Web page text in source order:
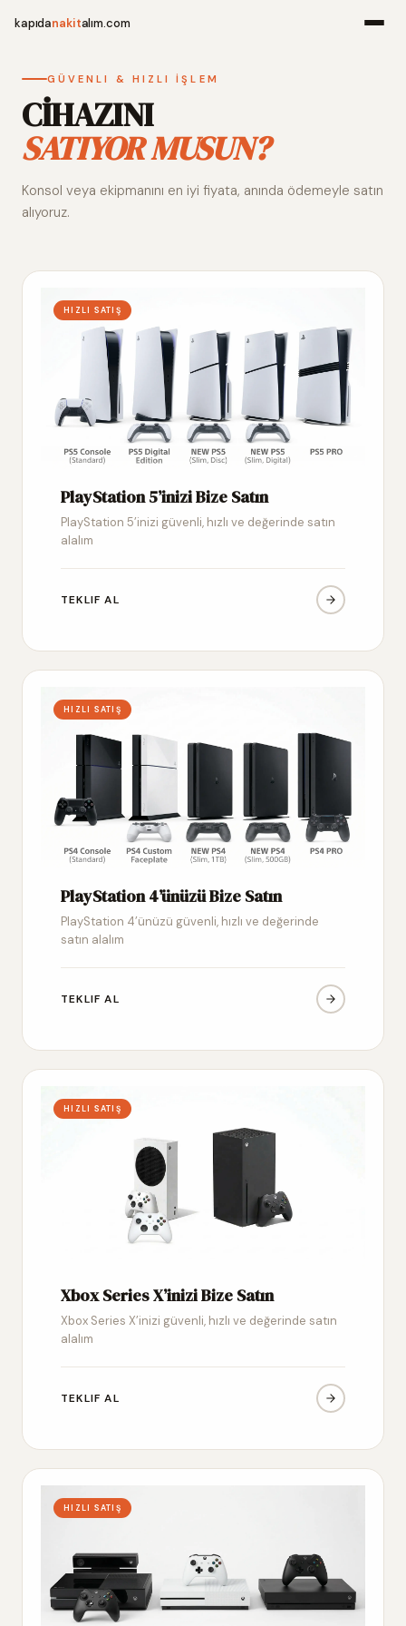
kapıdanakitalım.com
Alım
GÜVENLI & HIZLI İŞLEM
CİHAZINI
SATIYOR MUSUN?
Konsol veya ekipmanını en iyi fiyata, anında ödemeyle satın
alıyoruz.
HIZLI SATIŞ
PlayStation 5’inizi Bize Satın
PlayStation 5’inizi güvenli, hızlı ve değerinde satın
alalım
TEKLIF AL
HIZLI SATIŞ
PlayStation 4’ünüzü Bize Satın
PlayStation 4’ünüzü güvenli, hızlı ve değerinde
satın alalım
TEKLIF AL
HIZLI SATIŞ
Xbox Series X’inizi Bize Satın
Xbox Series X’inizi güvenli, hızlı ve değerinde satın
alalım
TEKLIF AL
HIZLI SATIŞ